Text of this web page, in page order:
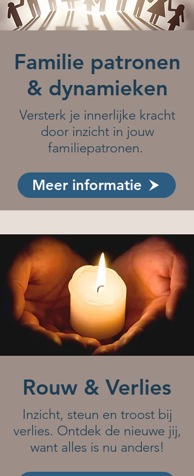
Familie patronen
& dynamieken
Versterk je innerlijke kracht
door inzicht in jouw
familiepatronen.
Meer informatie
Rouw & Verlies
Inzicht, steun en troost bij
verlies. Ontdek de nieuwe jij,
want alles is nu anders!